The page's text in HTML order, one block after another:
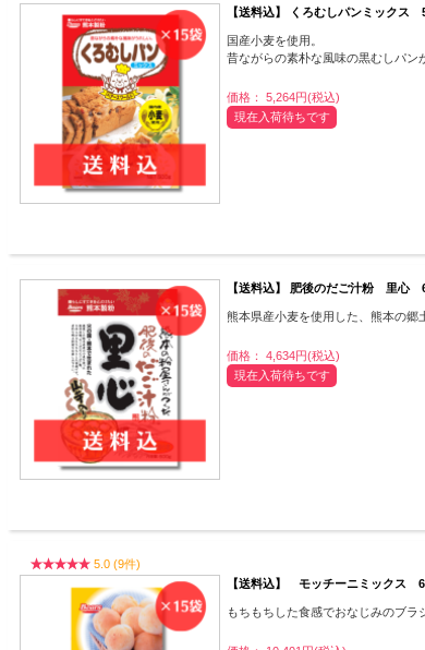
【送料込】 くろむしパンミックス
国産小麦を使用。
昔ながらの素朴な風味の黒むしパン
価格： 5,264円(税込)
現在入荷待ちです
【送料込】 肥後のだご汁粉 里心
熊本県産小麦を使用した、熊本の郷
価格： 4,634円(税込)
現在入荷待ちです
5.0 (9件)
【送料込】 モッチーニミックス
もちもちした食感でおなじみのブラ